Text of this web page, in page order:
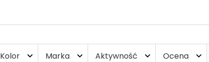
Kolor expand_more Marka expand_more Aktywność expand_more Ocena expand_more